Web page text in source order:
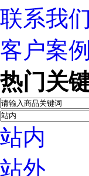
联系我们
客户案例
热门关
站内
站外